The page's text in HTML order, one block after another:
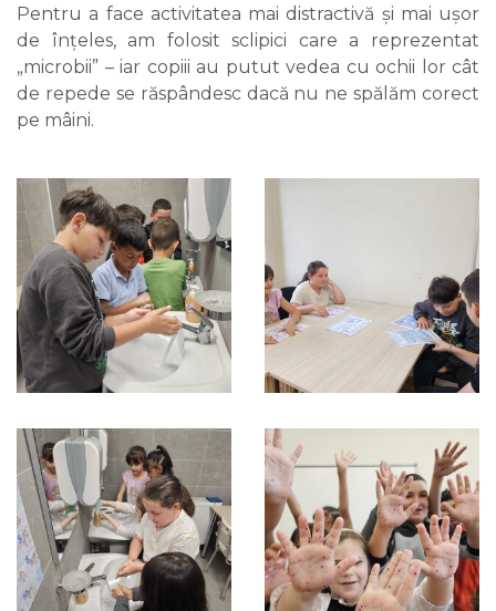
Pentru a face activitatea mai distractivă și mai ușor
de înțeles, am folosit sclipici care a reprezentat
„microbii” – iar copiii au putut vedea cu ochii lor cât
de repede se răspândesc dacă nu ne spălăm corect
pe mâini.